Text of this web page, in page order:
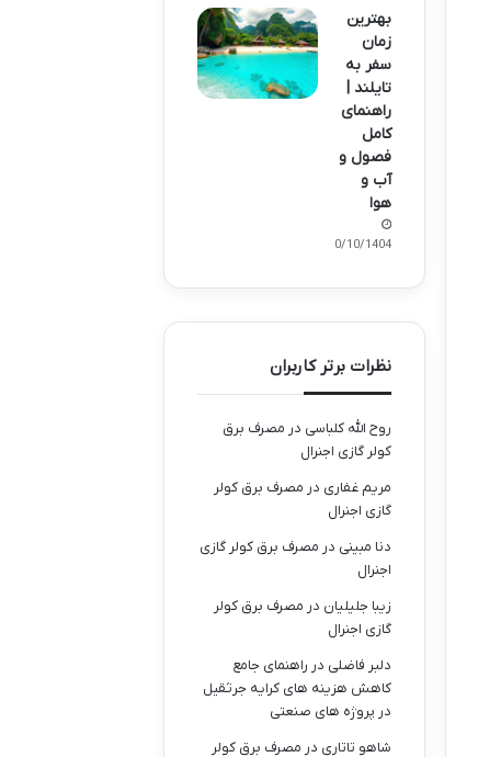
بهترین
زمان
سفر به
تایلند |
راهنمای
کامل
فصول و
آب و
هوا
10/10/1404
نظرات برتر کاربران
روح الله کلباسی در مصرف برق
کولر گازی اجنرال
مریم غفاری در مصرف برق کولر
گازی اجنرال
دنا مبینی در مصرف برق کولر گازی
اجنرال
زیبا جلیلیان در مصرف برق کولر
گازی اجنرال
دلبر فاضلی در راهنمای جامع
کاهش هزینه های کرایه جرثقیل
در پروژه های صنعتی
شاهو تاتاری در مصرف برق کولر